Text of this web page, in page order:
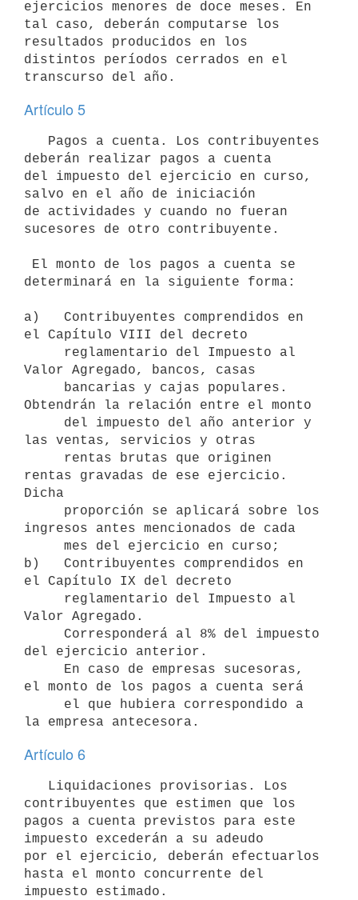
ejercicios menores de doce meses. En
tal caso, deberán computarse los
resultados producidos en los
distintos períodos cerrados en el
Artículo 5
deberán realizar pagos a cuenta
del impuesto del ejercicio en curso,
salvo en el año de iniciación
de actividades y cuando no fueran
sucesores de otro contribuyente.
determinará en la siguiente forma:
a)   Contribuyentes comprendidos en
el Capítulo VIII del decreto
Valor Agregado, bancos, casas
Obtendrán la relación entre el monto
las ventas, servicios y otras
rentas gravadas de ese ejercicio.
Dicha
ingresos antes mencionados de cada
b)   Contribuyentes comprendidos en
el Capítulo IX del decreto
Valor Agregado.
del ejercicio anterior.
el monto de los pagos a cuenta será
Artículo 6
contribuyentes que estimen que los
pagos a cuenta previstos para este
impuesto excederán a su adeudo
por el ejercicio, deberán efectuarlos
hasta el monto concurrente del
impuesto estimado.